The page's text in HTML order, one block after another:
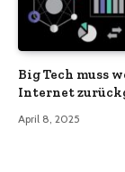
Big Tech muss
Internet
April 8, 2025